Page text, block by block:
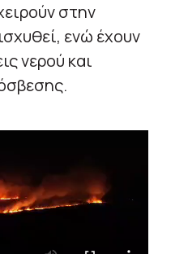
στην
ενώ έχουν
νερού και